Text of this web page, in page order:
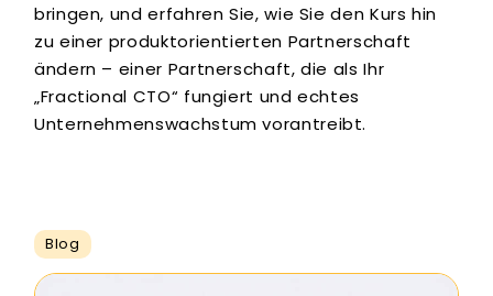
bringen, und erfahren Sie, wie Sie den Kurs hin
zu einer produktorientierten Partnerschaft
ändern – einer Partnerschaft, die als Ihr
„Fractional CTO“ fungiert und echtes
Unternehmenswachstum vorantreibt.
Blog